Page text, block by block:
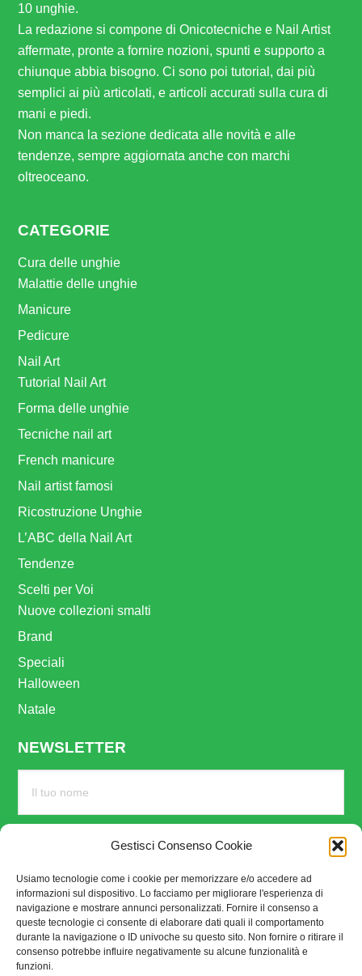
Gestisci Consenso Cookie
Usiamo tecnologie come i cookie per memorizzare e/o accedere ad
informazioni sul dispositivo. Lo facciamo per migliorare l'esperienza di
navigazione e mostrare annunci personalizzati. Fornire il consenso a
queste tecnologie ci consente di elaborare dati quali il comportamento
durante la navigazione o ID univoche su questo sito. Non fornire o ritirare il
consenso potrebbe influire negativamente su alcune funzionalità e
funzioni.
10 unghie.
La redazione si compone di Onicotecniche e Nail Artist
affermate, pronte a fornire nozioni, spunti e supporto a
chiunque abbia bisogno. Ci sono poi tutorial, dai più
semplici ai più articolati, e articoli accurati sulla cura di
mani e piedi.
Non manca la sezione dedicata alle novità e alle
tendenze, sempre aggiornata anche con marchi
oltreoceano.
CATEGORIE
Cura delle unghie
Malattie delle unghie
Manicure
Pedicure
Nail Art
Tutorial Nail Art
Forma delle unghie
Tecniche nail art
French manicure
Nail artist famosi
Ricostruzione Unghie
L’ABC della Nail Art
Tendenze
Scelti per Voi
Nuove collezioni smalti
Brand
Speciali
Halloween
Natale
NEWSLETTER